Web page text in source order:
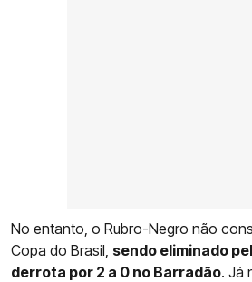
No entanto, o Rubro-Negro não
Copa do Brasil, sendo eliminado
derrota por 2 a 0 no Barradão. Já